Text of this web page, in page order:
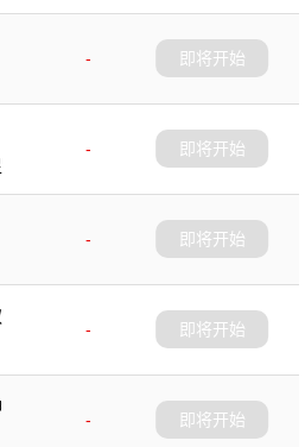
-
即将开始
-
即将开始
-
即将开始
-
即将开始
-
即将开始